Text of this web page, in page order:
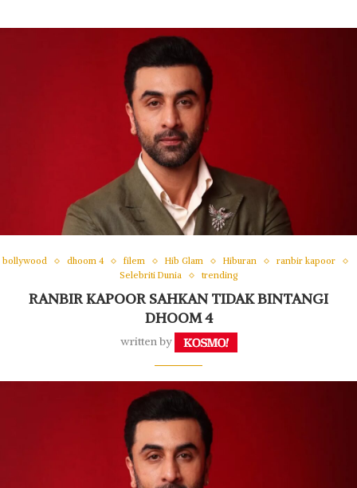
bollywood dhoom 4 filem Hib Glam Hiburan
ranbir kapoor
Selebriti Dunia
trending
RANBIR KAPOOR SAHKAN TIDAK BINTANGI
DHOOM 4
written by